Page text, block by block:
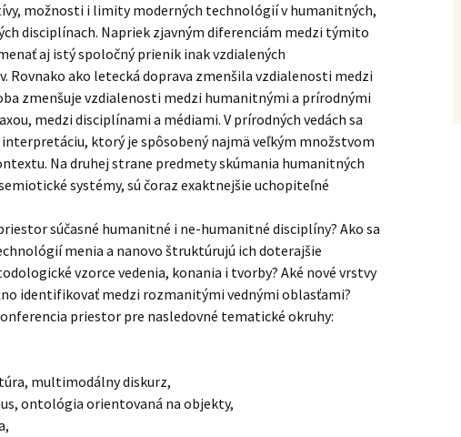
možnosti i limity moderných technológií v humanitných,
disciplínach. Napriek zjavným diferenciám medzi týmito
aj istý spoločný prienik inak vzdialených
Rovnako ako letecká doprava zmenšila vzdialenosti medzi
zmenšuje vzdialenosti medzi humanitnými a prírodnými
medzi disciplínami a médiami. V prírodných vedách sa
ktorý je spôsobený najmä veľkým množstvom
Na druhej strane predmety skúmania humanitných
systémy, sú čoraz exaktnejšie uchopiteľné
súčasné humanitné i ne-humanitné disciplíny? Ako sa
menia a nanovo štruktúrujú ich doterajšie
vzorce vedenia, konania i tvorby? Aké nové vrstvy
identifikovať medzi rozmanitými vednými oblasťami?
priestor pre nasledovné tematické okruhy:
multimodálny diskurz,
ontológia orientovaná na objekty,